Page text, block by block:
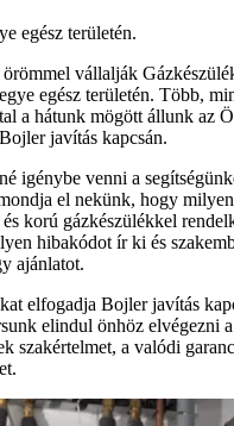
egész területén.
örömmel vállalják
egész területén. Több,
a hátunk mögött állunk az
javítás kapcsán.
igénybe venni a
el nekünk, hogy milyen
korú gázkészülékkel
hibakódot ír ki és
ajánlatot.
elfogadja Bojler javítás
elindul önhöz elvégezni
szakértelmet, a valódi